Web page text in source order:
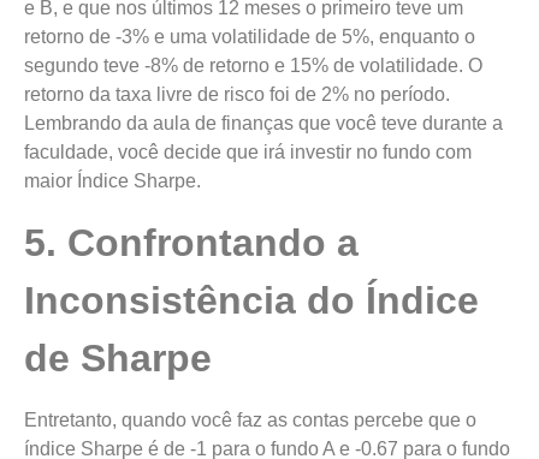
e B, e que nos últimos 12 meses o primeiro teve um
retorno de -3% e uma volatilidade de 5%, enquanto o
segundo teve -8% de retorno e 15% de volatilidade. O
retorno da taxa livre de risco foi de 2% no período.
Lembrando da aula de finanças que você teve durante a
faculdade, você decide que irá investir no fundo com
maior Índice Sharpe.
5. Confrontando a
Inconsistência do Índice
de Sharpe
Entretanto, quando você faz as contas percebe que o
índice Sharpe é de -1 para o fundo A e -0.67 para o fundo